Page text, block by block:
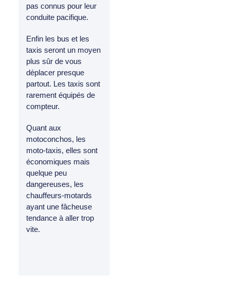
pas connus pour leur
conduite pacifique.
Enfin les bus et les
taxis seront un moyen
plus sûr de vous
déplacer presque
partout. Les taxis sont
rarement équipés de
compteur.
Quant aux
motoconchos, les
moto-taxis, elles sont
économiques mais
quelque peu
dangereuses, les
chauffeurs-motards
ayant une fâcheuse
tendance à aller trop
vite.